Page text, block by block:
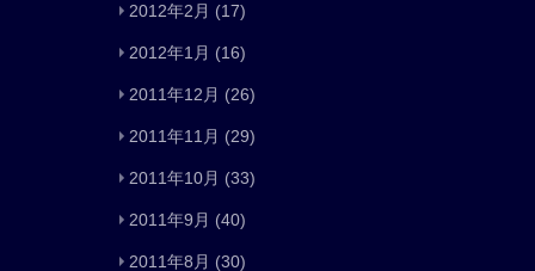
2012年2月 (17)
2012年1月 (16)
2011年12月 (26)
2011年11月 (29)
2011年10月 (33)
2011年9月 (40)
2011年8月 (30)